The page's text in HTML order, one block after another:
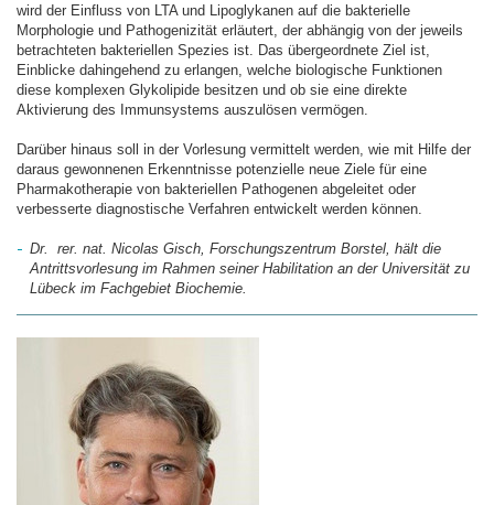
wird der Einfluss von LTA und Lipoglykanen auf die bakterielle
Morphologie und Pathogenizität erläutert, der abhängig von der jeweils
betrachteten bakteriellen Spezies ist. Das übergeordnete Ziel ist,
Einblicke dahingehend zu erlangen, welche biologische Funktionen
diese komplexen Glykolipide besitzen und ob sie eine direkte
Aktivierung des Immunsystems auszulösen vermögen.
Darüber hinaus soll in der Vorlesung vermittelt werden, wie mit Hilfe der
daraus gewonnenen Erkenntnisse potenzielle neue Ziele für eine
Pharmakotherapie von bakteriellen Pathogenen abgeleitet oder
verbesserte diagnostische Verfahren entwickelt werden können.
Dr. rer. nat. Nicolas Gisch, Forschungszentrum Borstel, hält die
Antrittsvorlesung im Rahmen seiner Habilitation an der Universität zu
Lübeck im Fachgebiet Biochemie.